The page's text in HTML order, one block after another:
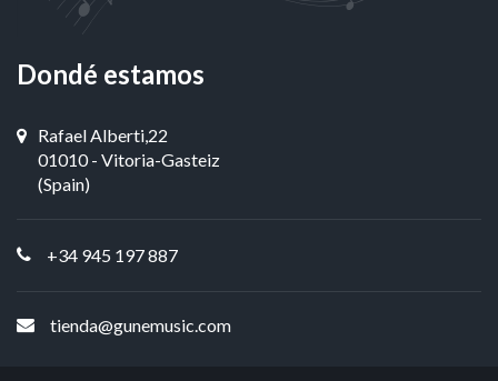
Dondé estamos
Rafael Alberti,22
01010 - Vitoria-Gasteiz
(Spain)
+34 945 197 887
tienda@gunemusic.com